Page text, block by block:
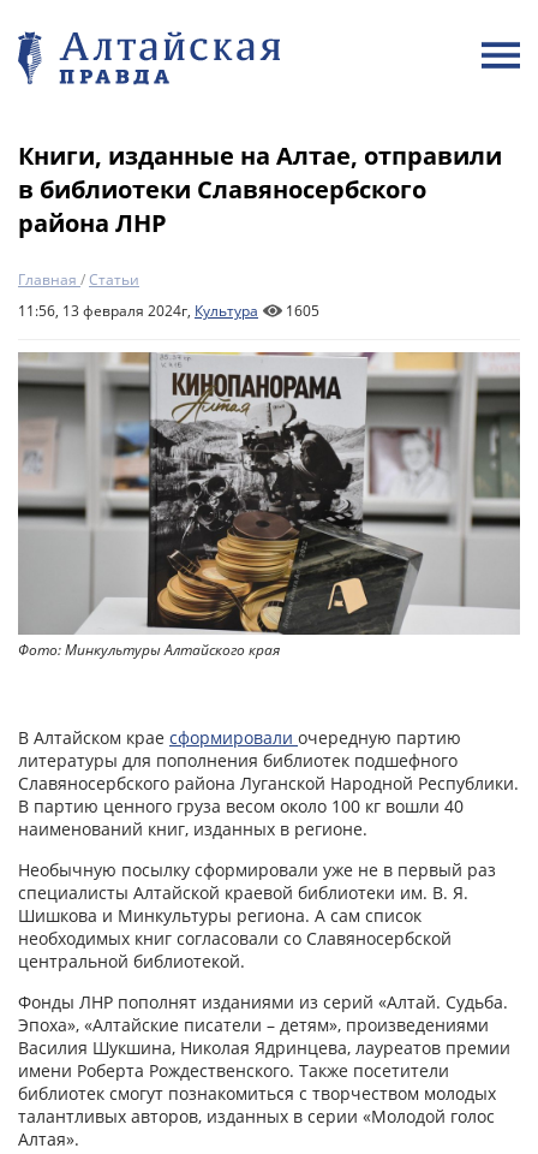
Книги, изданные на Алтае, отправили
в библиотеки Славяносербского
района ЛНР
Главная /Статьи
11:56, 13 февраля 2024г, Культура 1605
Фото: Минкультуры Алтайского края
В Алтайском крае сформировали очередную партию
литературы для пополнения библиотек подшефного
Славяносербского района Луганской Народной Республики.
В партию ценного груза весом около 100 кг вошли 40
наименований книг, изданных в регионе.
Необычную посылку сформировали уже не в первый раз
специалисты Алтайской краевой библиотеки им. В. Я.
Шишкова и Минкультуры региона. А сам список
необходимых книг согласовали со Славяносербской
центральной библиотекой.
Фонды ЛНР пополнят изданиями из серий «Алтай. Судьба.
Эпоха», «Алтайские писатели – детям», произведениями
Василия Шукшина, Николая Ядринцева, лауреатов премии
имени Роберта Рождественского. Также посетители
библиотек смогут познакомиться с творчеством молодых
талантливых авторов, изданных в серии «Молодой голос
Алтая».